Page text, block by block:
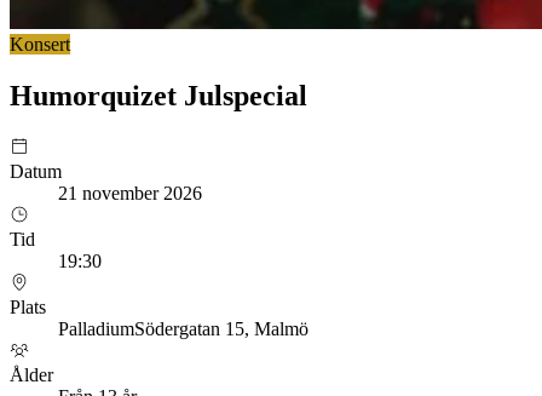
Konsert
Humorquizet Julspecial
Datum
21 november 2026
Tid
19:30
Plats
PalladiumSödergatan 15, Malmö
Ålder